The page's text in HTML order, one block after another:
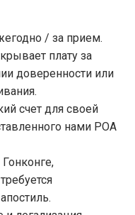
/ за прием.
плату за
доверенности или
счет для своей
нами POA